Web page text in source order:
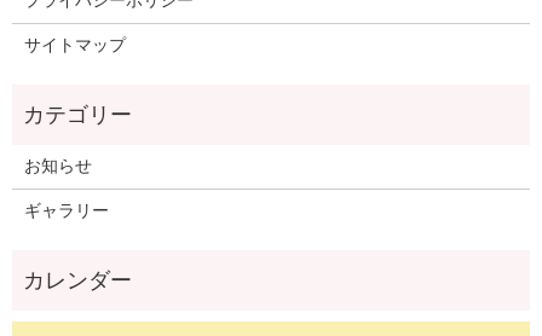
サイトマップ
お知らせ
ギャラリー